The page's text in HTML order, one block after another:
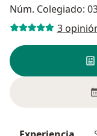
Núm. Colegiado:
3